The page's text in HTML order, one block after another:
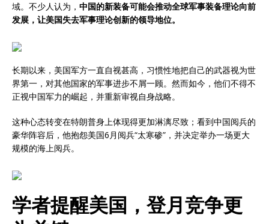
域。不少人认为， 中国的新装备可能会推动全球军事装备理论向前
发展，让美国失去军事理论创新的领导地位。
长期以来，美国军方一直自视甚高，习惯性地把自己的武器视为世
界第一，对其他国家的军事进步不屑一顾。然而如今，他们不得不
正视中国军力的崛起，并重新审视自身战略。
这种心态转变在特朗普身上体现得更加淋漓尽致；看到中国阅兵的
豪华阵容后，他抱怨美国6月阅兵“太寒碜”，并决定举办一场更大
规模的海上阅兵。
学者提醒美国，登月竞争更